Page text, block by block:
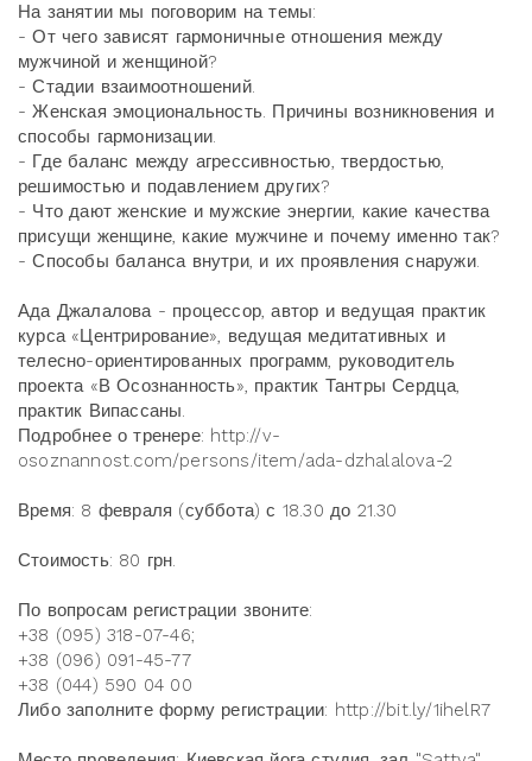
На занятии мы поговорим на темы:
- От чего зависят гармоничные отношения между
мужчиной и женщиной?
- Стадии взаимоотношений.
- Женская эмоциональность. Причины возникновения и
способы гармонизации.
- Где баланс между агрессивностью, твердостью,
решимостью и подавлением других?
- Что дают женские и мужские энергии, какие качества
присущи женщине, какие мужчине и почему именно так?
- Способы баланса внутри, и их проявления снаружи.
Ада Джалалова - процессор, автор и ведущая практик
курса «Центрирование», ведущая медитативных и
телесно-ориентированных программ, руководитель
проекта «В Осознанность», практик Тантры Сердца,
практик Випассаны.
Подробнее о тренере: http://v-
osoznannost.com/persons/item/ada-dzhalalova-2
Время: 8 февраля (суббота) с 18.30 до 21.30
Стоимость: 80 грн.
По вопросам регистрации звоните:
+38 (095) 318-07-46;
+38 (096) 091-45-77
+38 (044) 590 04 00
Либо заполните форму регистрации: http://bit.ly/1ihelR7